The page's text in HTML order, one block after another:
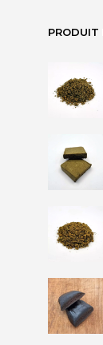
PRODUIT